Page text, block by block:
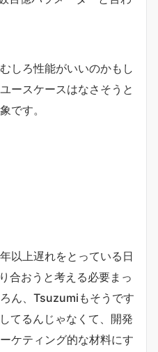
しろ性能がいいのかもし
ースケースはなさそうと
です。
以上遅れをとっている日
合おうと考える必要まっ
ん、Tsuzumiもそうです
てるんじゃなくて、開発
ケティング的な材料にす